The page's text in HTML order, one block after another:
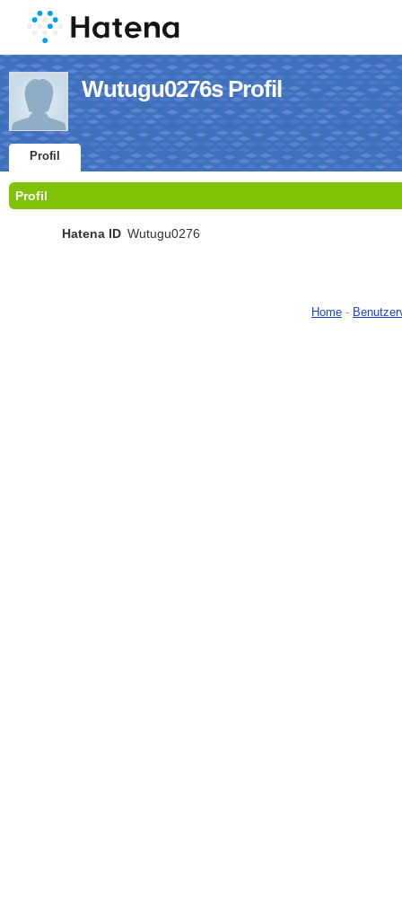
Wutugu0276s Profil
Profil
Profil
Hatena ID Wutugu0276
Home -